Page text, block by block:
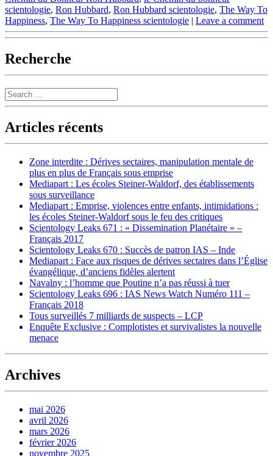
scientologie, Ron Hubbard, Ron Hubbard scientologie, The Way To
Happiness, The Way To Happiness scientologie | Leave a comment
Recherche
Search
Articles récents
Zone interdite : Dérives sectaires, manipulation mentale de
plus en plus de Français sous emprise
Mediapart : Les écoles Steiner-Waldorf, des établissements
sous surveillance
Mediapart : Emprise, violences entre enfants, intimidations :
les écoles Steiner-Waldorf sous le feu des critiques
Scientology Leaks 671 : « Dissemination Planétaire » –
Français 2017
Scientology Leaks 670 : Succès de patron IAS – Inde
Mediapart : Face aux risques de dérives sectaires dans l’Église
évangélique, d’anciens fidèles alertent
Navalny : l’homme que Poutine n’a pas réussi à tuer
Scientology Leaks 696 : IAS News Watch Numéro 111 –
Français 2018
Tous surveillés 7 milliards de suspects – LCP
Enquête Exclusive : Complotistes et survivalistes la nouvelle
menace
Archives
mai 2026
avril 2026
mars 2026
février 2026
novembre 2025